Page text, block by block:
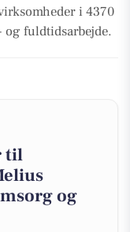
i 4370
og fuldtidsarbejde.
til
og